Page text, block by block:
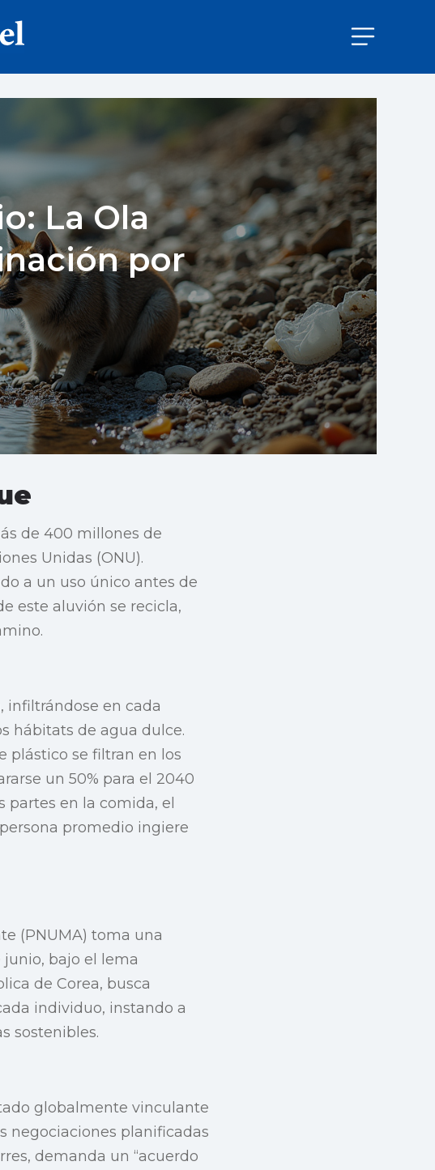
La Ola
por
de 400 millones de
Unidas (ONU).
a un uso único antes de
este aluvión se recicla,
infiltrándose en cada
hábitats de agua dulce.
plástico se filtran en los
un 50% para el 2040
partes en la comida, el
promedio ingiere
(PNUMA) toma una
bajo el lema
de Corea, busca
individuo, instando a
sostenibles.
globalmente vinculante
negociaciones planificadas
demanda un “acuerdo